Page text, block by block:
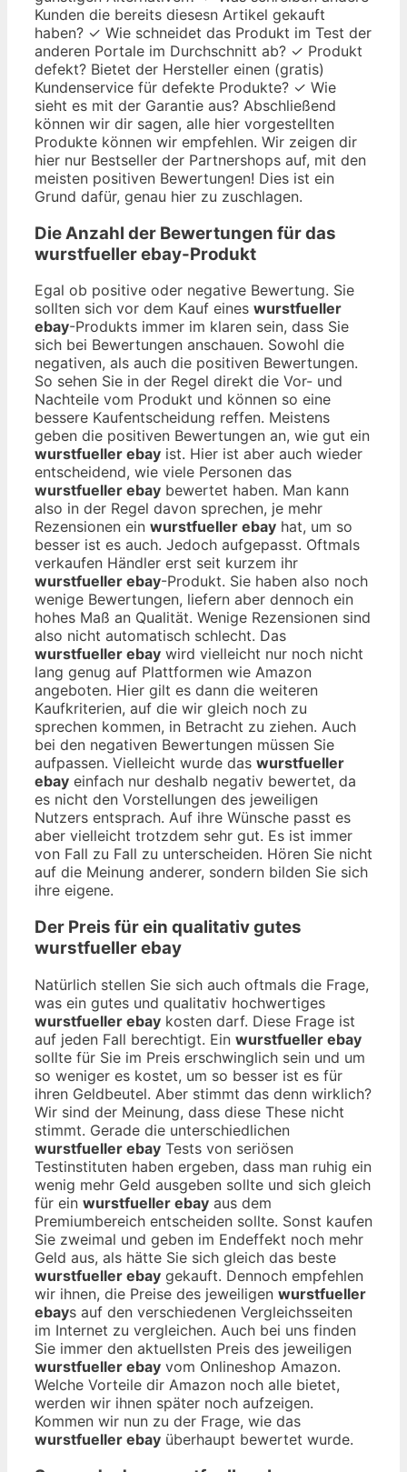
Kunden die bereits diesesn Artikel gekauft
haben? ✓ Wie schneidet das Produkt im Test der
anderen Portale im Durchschnitt ab? ✓ Produkt
defekt? Bietet der Hersteller einen (gratis)
Kundenservice für defekte Produkte? ✓ Wie
sieht es mit der Garantie aus? Abschließend
können wir dir sagen, alle hier vorgestellten
Produkte können wir empfehlen. Wir zeigen dir
hier nur Bestseller der Partnershops auf, mit den
meisten positiven Bewertungen! Dies ist ein
Grund dafür, genau hier zu zuschlagen.
Die Anzahl der Bewertungen für das
wurstfueller ebay-Produkt
Egal ob positive oder negative Bewertung. Sie
sollten sich vor dem Kauf eines wurstfueller
ebay-Produkts immer im klaren sein, dass Sie
sich bei Bewertungen anschauen. Sowohl die
negativen, als auch die positiven Bewertungen.
So sehen Sie in der Regel direkt die Vor- und
Nachteile vom Produkt und können so eine
bessere Kaufentscheidung reffen. Meistens
geben die positiven Bewertungen an, wie gut ein
wurstfueller ebay ist. Hier ist aber auch wieder
entscheidend, wie viele Personen das
wurstfueller ebay bewertet haben. Man kann
also in der Regel davon sprechen, je mehr
Rezensionen ein wurstfueller ebay hat, um so
besser ist es auch. Jedoch aufgepasst. Oftmals
verkaufen Händler erst seit kurzem ihr
wurstfueller ebay-Produkt. Sie haben also noch
wenige Bewertungen, liefern aber dennoch ein
hohes Maß an Qualität. Wenige Rezensionen sind
also nicht automatisch schlecht. Das
wurstfueller ebay wird vielleicht nur noch nicht
lang genug auf Plattformen wie Amazon
angeboten. Hier gilt es dann die weiteren
Kaufkriterien, auf die wir gleich noch zu
sprechen kommen, in Betracht zu ziehen. Auch
bei den negativen Bewertungen müssen Sie
aufpassen. Vielleicht wurde das wurstfueller
ebay einfach nur deshalb negativ bewertet, da
es nicht den Vorstellungen des jeweiligen
Nutzers entsprach. Auf ihre Wünsche passt es
aber vielleicht trotzdem sehr gut. Es ist immer
von Fall zu Fall zu unterscheiden. Hören Sie nicht
auf die Meinung anderer, sondern bilden Sie sich
ihre eigene.
Der Preis für ein qualitativ gutes
wurstfueller ebay
Natürlich stellen Sie sich auch oftmals die Frage,
was ein gutes und qualitativ hochwertiges
wurstfueller ebay kosten darf. Diese Frage ist
auf jeden Fall berechtigt. Ein wurstfueller ebay
sollte für Sie im Preis erschwinglich sein und um
so weniger es kostet, um so besser ist es für
ihren Geldbeutel. Aber stimmt das denn wirklich?
Wir sind der Meinung, dass diese These nicht
stimmt. Gerade die unterschiedlichen
wurstfueller ebay Tests von seriösen
Testinstituten haben ergeben, dass man ruhig ein
wenig mehr Geld ausgeben sollte und sich gleich
für ein wurstfueller ebay aus dem
Premiumbereich entscheiden sollte. Sonst kaufen
Sie zweimal und geben im Endeffekt noch mehr
Geld aus, als hätte Sie sich gleich das beste
wurstfueller ebay gekauft. Dennoch empfehlen
wir ihnen, die Preise des jeweiligen wurstfueller
ebays auf den verschiedenen Vergleichsseiten
im Internet zu vergleichen. Auch bei uns finden
Sie immer den aktuellsten Preis des jeweiligen
wurstfueller ebay vom Onlineshop Amazon.
Welche Vorteile dir Amazon noch alle bietet,
werden wir ihnen später noch aufzeigen.
Kommen wir nun zu der Frage, wie das
wurstfueller ebay überhaupt bewertet wurde.